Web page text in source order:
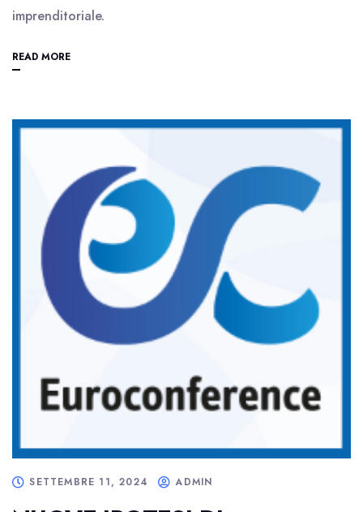
imprenditoriale.
READ MORE
SETTEMBRE 11, 2024 ADMIN